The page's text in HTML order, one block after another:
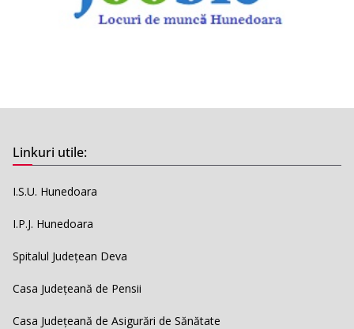
Linkuri utile:
I.S.U. Hunedoara
I.P.J. Hunedoara
Spitalul Județean Deva
Casa Județeană de Pensii
Casa Județeană de Asigurări de Sănătate